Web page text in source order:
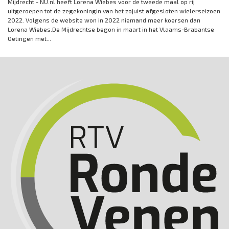
Mijdrecht - NU.nl heeft Lorena Wiebes voor de tweede maal op rij
uitgeroepen tot de zegekoningin van het zojuist afgesloten wielerseizoen
2022. Volgens de website won in 2022 niemand meer koersen dan
Lorena Wiebes.De Mijdrechtse begon in maart in het Vlaams-Brabantse
Oetingen met...